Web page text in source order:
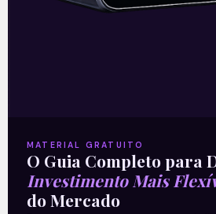
Sobre nós
Termos e Condições
Política de Privacidade
MATERIAL GRATUITO
O Guia Completo para
Investimento Mais
do Mercado